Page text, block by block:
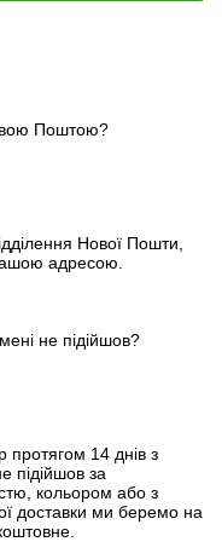
Поштою?
Нової Пошти,
адресою.
не підійшов?
протягом 14 днів з
підійшов за
кольором або з
доставки ми беремо на